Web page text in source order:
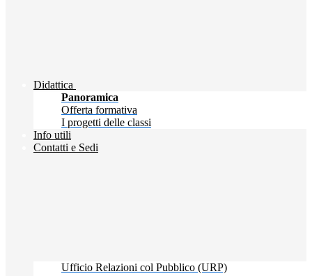
Didattica
Panoramica
Offerta formativa
I progetti delle classi
Info utili
Contatti e Sedi
Ufficio Relazioni col Pubblico (URP)